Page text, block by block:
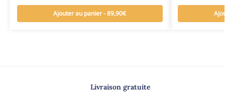
Ajouter au panier - 89,90€
Livraison gratuite